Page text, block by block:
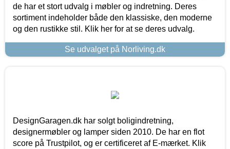
de har et stort udvalg i møbler og indretning. Deres
sortiment indeholder både den klassiske, den moderne
og den rustikke stil. Klik her for at se deres udvalg.
Se udvalget på Norliving.dk
DesignGaragen.dk har solgt boligindretning,
designermøbler og lamper siden 2010. De har en flot
score på Trustpilot, og er certificeret af E-mærket. Klik